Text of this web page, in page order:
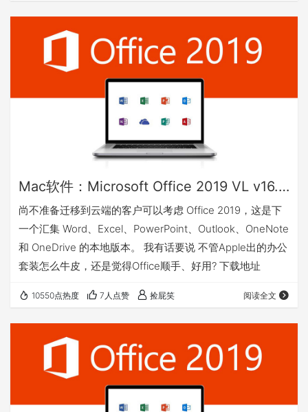
Mac软件：Microsoft Office 2019 VL v16.42_微软办公套件
尚不准备迁移到云端的客户可以考虑 Office 2019，这是下
一个汇集 Word、Excel、PowerPoint、Outlook、OneNote
和 OneDrive 的本地版本。 我有话要说 不管Apple出的办公
套装怎么牛皮，还是觉得Office顺手、好用? 下载地址
10550点热度 7人点赞 捡屁笑 阅读全文